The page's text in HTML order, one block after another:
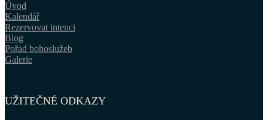
Úvod
Kalendář
Rezervovat intenci
Blog
Pořad bohoslužeb
Galerie
UŽITEČNÉ ODKAZY